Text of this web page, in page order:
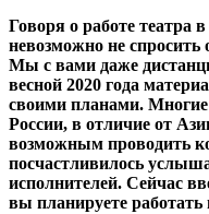
Говоря о работе театра
невозможно не спросить
Мы с вами даже
весной 2020 года
своими планами.
России, в отличие от
возможным проводить
посчастливилось
исполнителей. Сейчас
вы планируете